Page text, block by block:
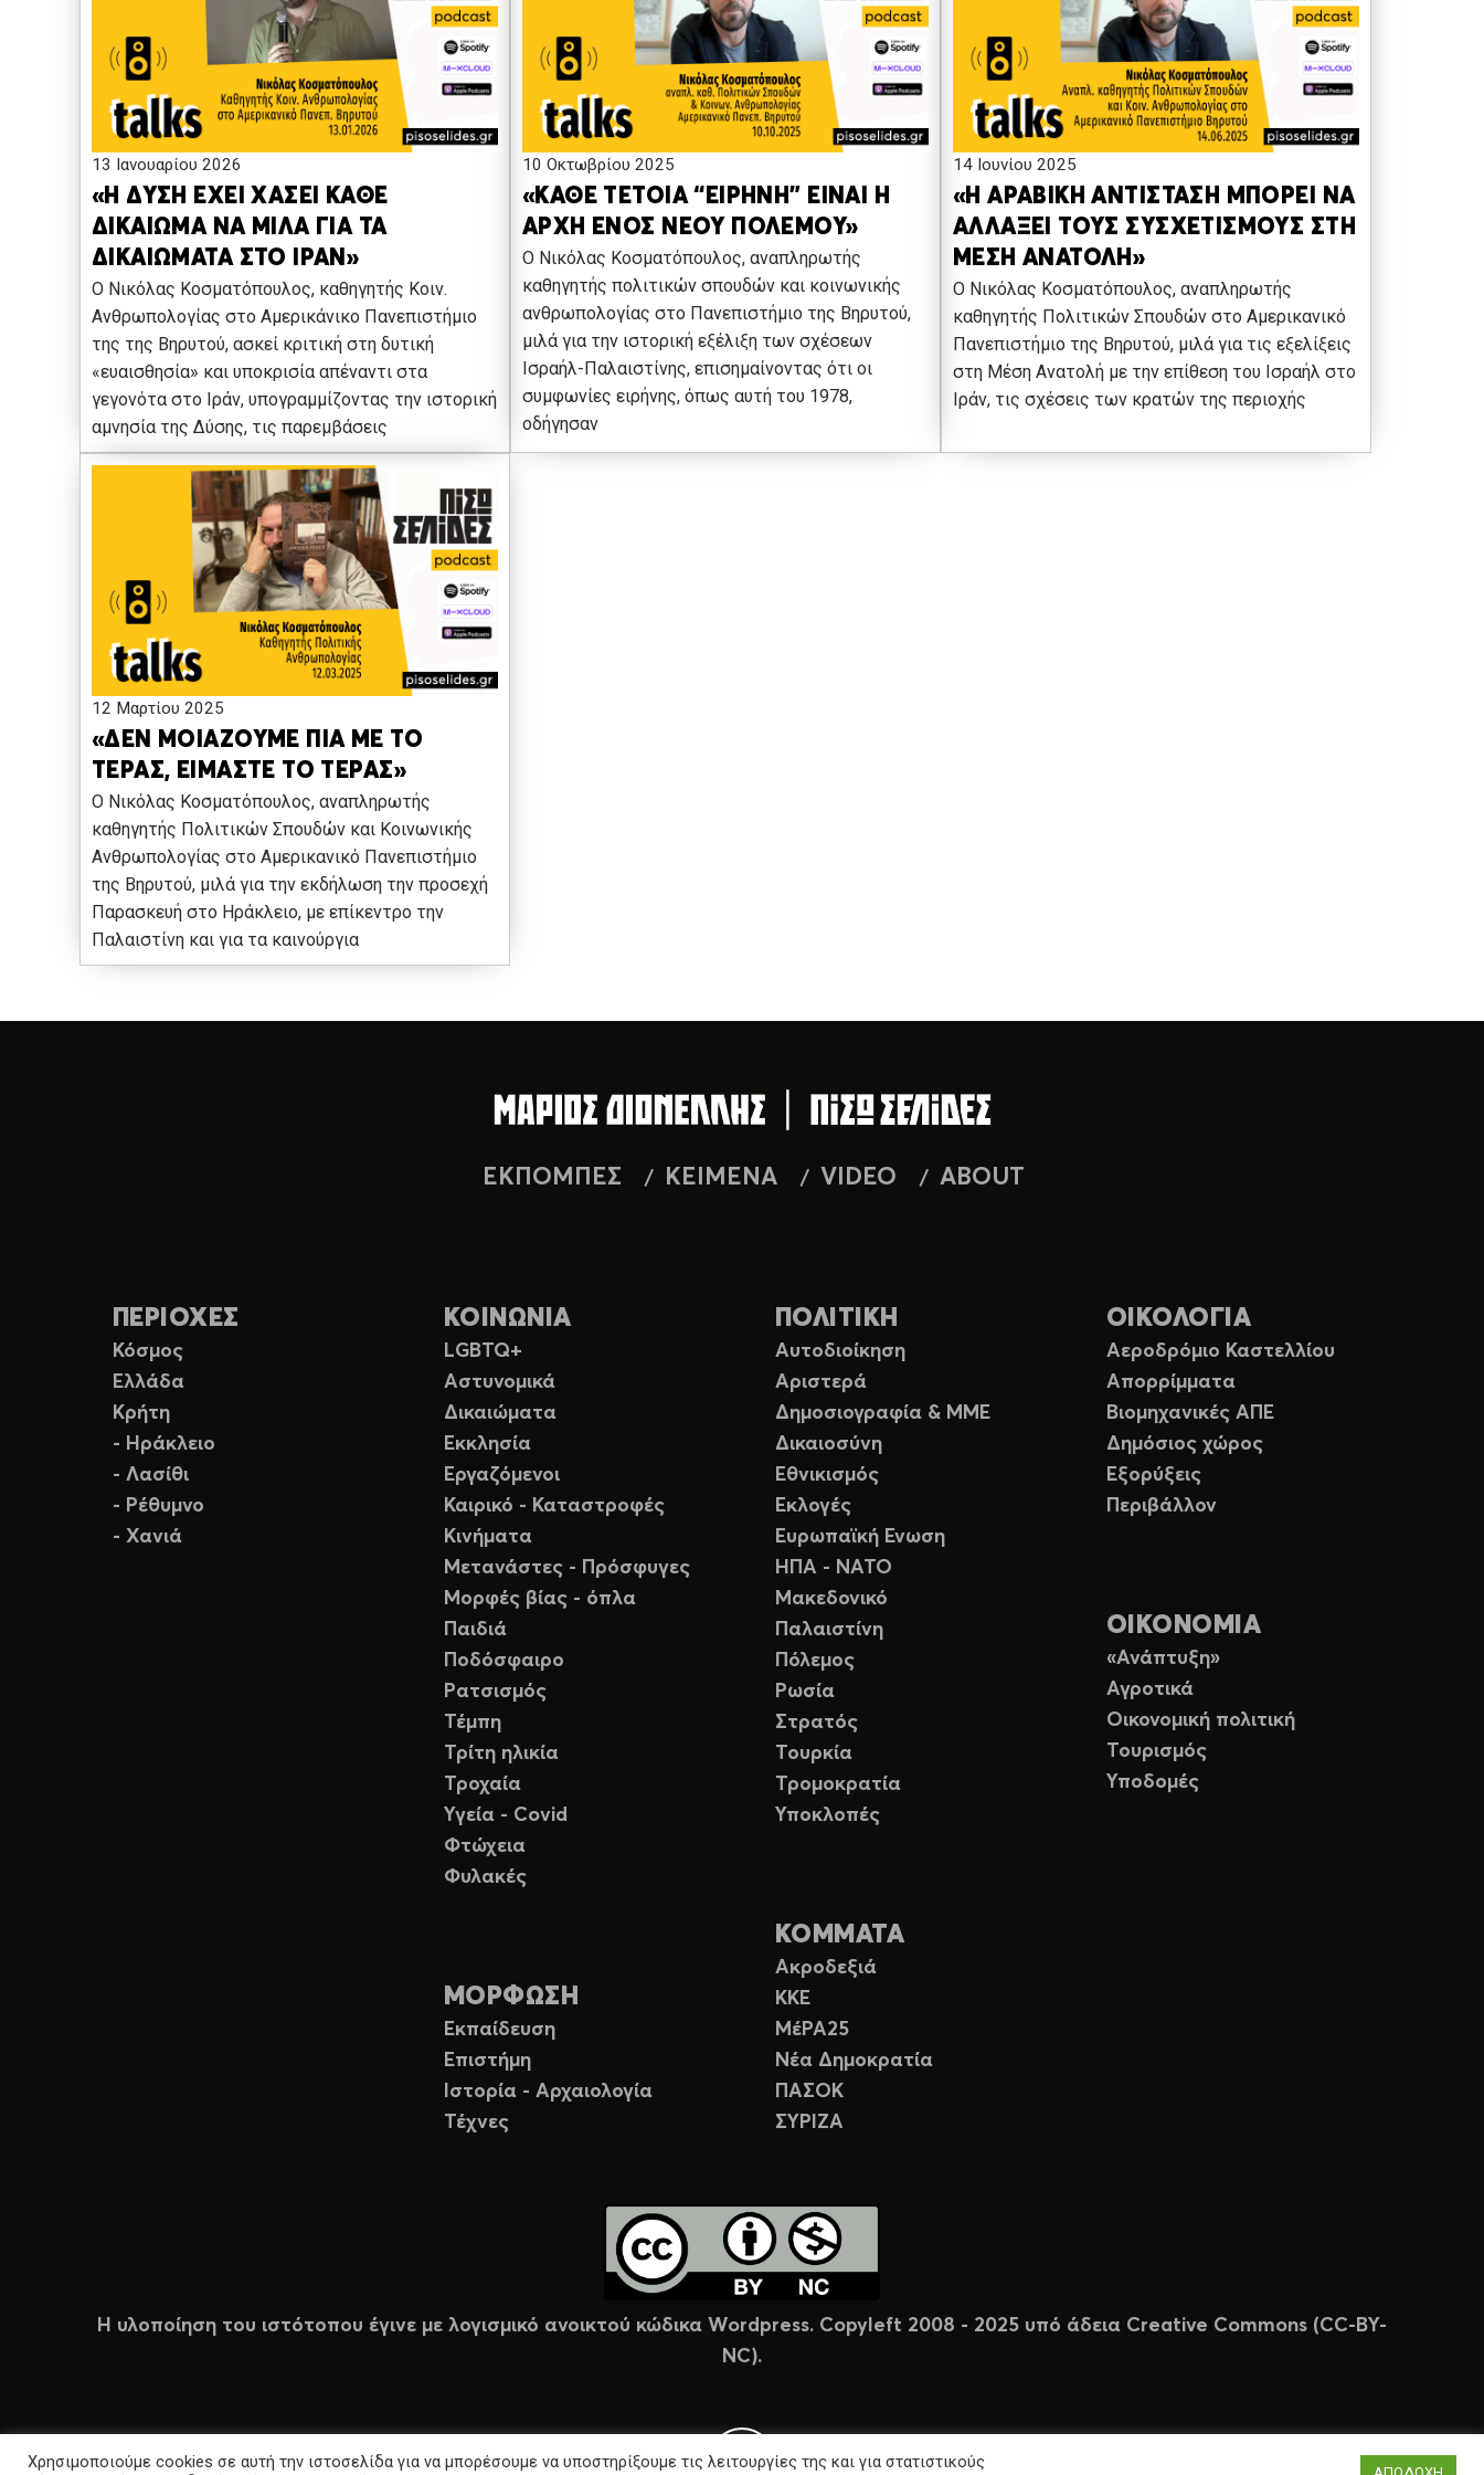
13 Ιανουαρίου 2026
«Η ΔΥΣΗ ΕΧΕΙ ΧΑΣΕΙ ΚΑΘΕ
ΔΙΚΑΙΩΜΑ ΝΑ ΜΙΛΑ ΓΙΑ ΤΑ
ΔΙΚΑΙΩΜΑΤΑ ΣΤΟ ΙΡΑΝ»
Ο Νικόλας Κοσματόπουλος, καθηγητής Κοιν.
Ανθρωπολογίας στο Αμερικάνικο Πανεπιστήμιο
της της Βηρυτού, ασκεί κριτική στη δυτική
«ευαισθησία» και υποκρισία απέναντι στα
γεγονότα στο Ιράν, υπογραμμίζοντας την ιστορική
αμνησία της Δύσης, τις παρεμβάσεις
10 Οκτωβρίου 2025
«ΚΑΘΕ ΤΕΤΟΙΑ “ΕΙΡΗΝΗ” ΕΙΝΑΙ Η
ΑΡΧΗ ΕΝΟΣ ΝΕΟΥ ΠΟΛΕΜΟΥ»
Ο Νικόλας Κοσματόπουλος, αναπληρωτής
καθηγητής πολιτικών σπουδών και κοινωνικής
ανθρωπολογίας στο Πανεπιστήμιο της Βηρυτού,
μιλά για την ιστορική εξέλιξη των σχέσεων
Ισραήλ-Παλαιστίνης, επισημαίνοντας ότι οι
συμφωνίες ειρήνης, όπως αυτή του 1978,
οδήγησαν
14 Ιουνίου 2025
«Η ΑΡΑΒΙΚΗ ΑΝΤΙΣΤΑΣΗ ΜΠΟΡΕΙ ΝΑ
ΑΛΛΑΞΕΙ ΤΟΥΣ ΣΥΣΧΕΤΙΣΜΟΥΣ ΣΤΗ
ΜΕΣΗ ΑΝΑΤΟΛΗ»
Ο Νικόλας Κοσματόπουλος, αναπληρωτής
καθηγητής Πολιτικών Σπουδών στο Αμερικανικό
Πανεπιστήμιο της Βηρυτού, μιλά για τις εξελίξεις
στη Μέση Ανατολή με την επίθεση του Ισραήλ στο
Ιράν, τις σχέσεις των κρατών της περιοχής
12 Μαρτίου 2025
«ΔΕΝ ΜΟΙΑΖΟΥΜΕ ΠΙΑ ΜΕ ΤΟ
ΤΕΡΑΣ, ΕΙΜΑΣΤΕ ΤΟ ΤΕΡΑΣ»
Ο Νικόλας Κοσματόπουλος, αναπληρωτής
καθηγητής Πολιτικών Σπουδών και Κοινωνικής
Ανθρωπολογίας στο Αμερικανικό Πανεπιστήμιο
της Βηρυτού, μιλά για την εκδήλωση την προσεχή
Παρασκευή στο Ηράκλειο, με επίκεντρο την
Παλαιστίνη και για τα καινούργια
ΕΚΠΟΜΠΕΣ ΚΕΙΜΕΝΑ VIDEO ABOUT
ΠΕΡΙΟΧΕΣ
Κόσμος
Ελλάδα
Κρήτη
- Ηράκλειο
- Λασίθι
- Ρέθυμνο
- Χανιά
ΚΟΙΝΩΝΙΑ
LGBTQ+
Αστυνομικά
Δικαιώματα
Εκκλησία
Εργαζόμενοι
Καιρικό - Καταστροφές
Κινήματα
Μετανάστες - Πρόσφυγες
Μορφές βίας - όπλα
Παιδιά
Ποδόσφαιρο
Ρατσισμός
Τέμπη
Τρίτη ηλικία
Τροχαία
Υγεία - Covid
Φτώχεια
Φυλακές
ΜΟΡΦΩΣΗ
Εκπαίδευση
Επιστήμη
Ιστορία - Αρχαιολογία
Τέχνες
ΠΟΛΙΤΙΚΗ
Αυτοδιοίκηση
Αριστερά
Δημοσιογραφία & ΜΜΕ
Δικαιοσύνη
Εθνικισμός
Εκλογές
Ευρωπαϊκή Ενωση
ΗΠΑ - ΝΑΤΟ
Μακεδονικό
Παλαιστίνη
Πόλεμος
Ρωσία
Στρατός
Τουρκία
Τρομοκρατία
Υποκλοπές
ΚΟΜΜΑΤΑ
Ακροδεξιά
ΚΚΕ
ΜέΡΑ25
Νέα Δημοκρατία
ΠΑΣΟΚ
ΣΥΡΙΖΑ
ΟΙΚΟΛΟΓΙΑ
Αεροδρόμιο Καστελλίου
Απορρίμματα
Βιομηχανικές ΑΠΕ
Δημόσιος χώρος
Εξορύξεις
Περιβάλλον
ΟΙΚΟΝΟΜΙΑ
«Ανάπτυξη»
Αγροτικά
Οικονομική πολιτική
Τουρισμός
Υποδομές
Η υλοποίηση του ιστότοπου έγινε με λογισμικό ανοικτού κώδικα Wordpress. Copyleft 2008 - 2025 υπό άδεια Creative Commons (CC-BY-
NC).
Χρησιμοποιούμε cookies σε αυτή την ιστοσελίδα για να μπορέσουμε να υποστηρίξουμε τις λειτουργίες της και για στατιστικούς